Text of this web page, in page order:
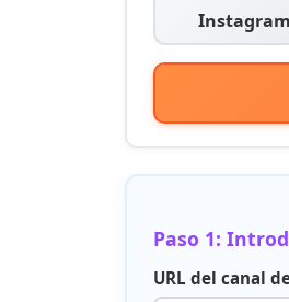
Instagram
Paso 1:
URL del canal